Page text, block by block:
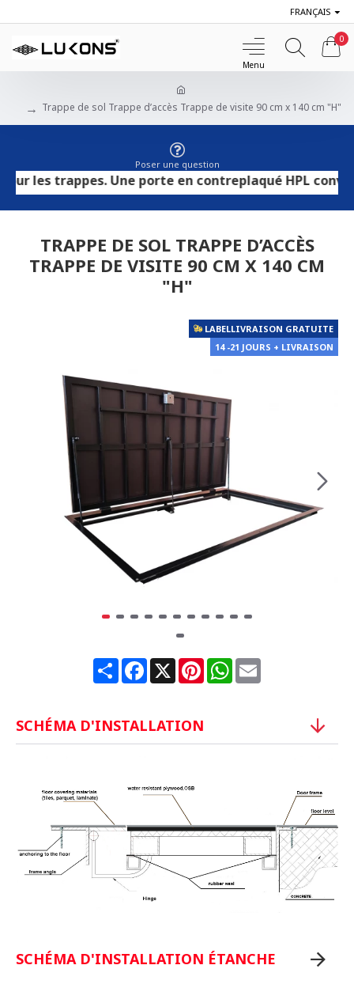
FRANÇAIS
0
Trappe de sol Trappe d’accès Trappe de visite 90 cm x 140 cm "H"
Poser une question
Une porte en contreplaqué HPL convient
TRAPPE DE SOL TRAPPE D’ACCÈS
TRAPPE DE VISITE 90 CM X 140 CM
"H"
LABELLIVRAISON GRATUITE
14 -21 JOURS + LIVRAISON
ShareFacebook
X PinterestWhatsApp
Email
SCHÉMA D'INSTALLATION
SCHÉMA D'INSTALLATION ÉTANCHE